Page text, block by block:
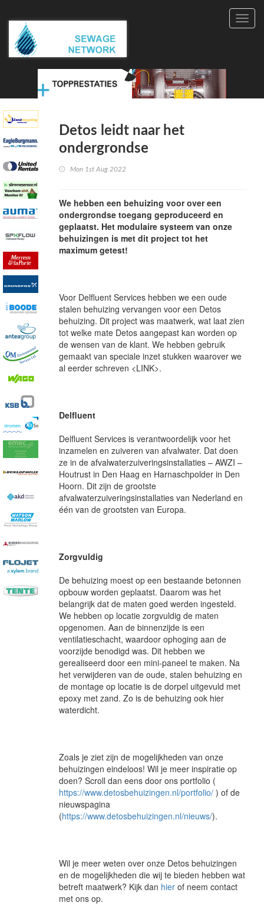
Detos leidt naar het
ondergrondse
Mon 1st Aug 2022
We hebben een behuizing voor over een
ondergrondse toegang geproduceerd en
geplaatst. Het modulaire systeem van onze
behuizingen is met dit project tot het
maximum getest!
Voor Delfluent Services hebben we een oude
stalen behuizing vervangen voor een Detos
behuizing. Dit project was maatwerk, wat laat zien
tot welke mate Detos aangepast kan worden op
de wensen van de klant. We hebben gebruik
gemaakt van speciale inzet stukken waarover we
al eerder schreven <LINK>.
Delfluent
Delfluent Services is verantwoordelijk voor het
inzamelen en zuiveren van afvalwater. Dat doen
ze in de afvalwaterzuiveringsinstallaties – AWZI –
Houtrust in Den Haag en Harnaschpolder in Den
Hoorn. Dit zijn de grootste
afvalwaterzuiveringsinstallaties van Nederland en
één van de grootsten van Europa.
Zorgvuldig
De behuizing moest op een bestaande betonnen
opbouw worden geplaatst. Daarom was het
belangrijk dat de maten goed werden ingesteld.
We hebben op locatie zorgvuldig de maten
opgenomen. Aan de binnenzijde is een
ventilatieschacht, waardoor ophoging aan de
voorzijde benodigd was. Dit hebben we
gerealiseerd door een mini-paneel te maken. Na
het verwijderen van de oude, stalen behuizing en
de montage op locatie is de dorpel uitgevuld met
epoxy met zand. Zo is de behuizing ook hier
waterdicht.
Zoals je ziet zijn de mogelijkheden van onze
behuizingen eindeloos! Wil je meer inspiratie op
doen? Scroll dan eens door ons portfolio (
https://www.detosbehuizingen.nl/portfolio/ ) of de
nieuwspagina
(https://www.detosbehuizingen.nl/nieuws/).
Wil je meer weten over onze Detos behuizingen
en de mogelijkheden die wij te bieden hebben wat
betreft maatwerk? Kijk dan hier of neem contact
met ons op.